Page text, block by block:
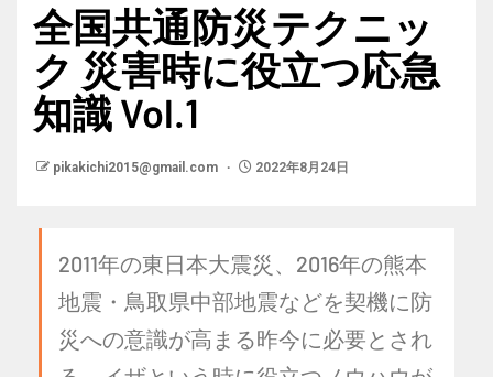
全国共通防災テクニッ
ク 災害時に役立つ応急
知識 Vol.1
pikakichi2015@gmail.com 2022年8月24日
2011年の東日本大震災、2016年の熊本
地震・鳥取県中部地震などを契機に防
災への意識が高まる昨今に必要とされ